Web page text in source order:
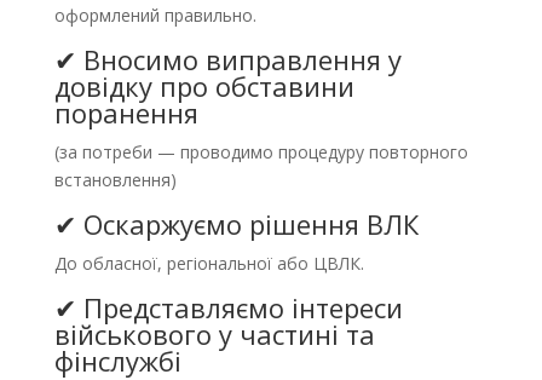
оформлений правильно.
✔ Вносимо виправлення у
довідку про обставини
поранення
(за потреби — проводимо процедуру повторного
встановлення)
✔ Оскаржуємо рішення ВЛК
До обласної, регіональної або ЦВЛК.
✔ Представляємо інтереси
військового у частині та
фінслужбі